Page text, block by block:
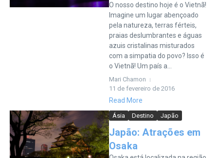
O nosso destino hoje é o Vietnã!
Imagine um lugar abençoado
pela natureza, terras férteis,
praias deslumbrantes e águas
azuis cristalinas misturados
com a simpatia do povo? Isso é
o Vietnã! Um país a...
Mari Chamon
11 de fevereiro de 2016
Read More
Ásia Destino Japão
Japão: Atrações em
Osaka